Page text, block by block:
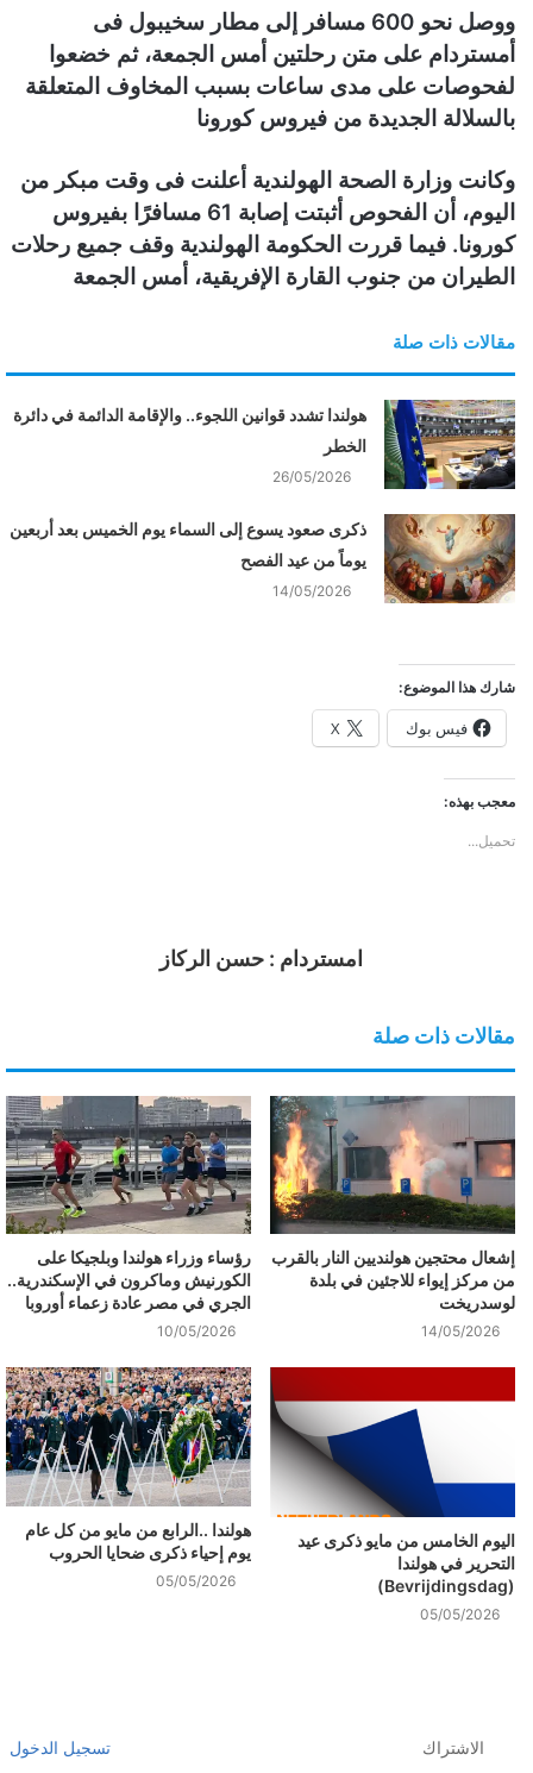
ووصل نحو 600 مسافر إلى مطار سخيبول فى
أمستردام على متن رحلتين أمس الجمعة، ثم خضعوا
لفحوصات على مدى ساعات بسبب المخاوف المتعلقة
بالسلالة الجديدة من فيروس كورونا
وكانت وزارة الصحة الهولندية أعلنت فى وقت مبكر من
اليوم، أن الفحوص أثبتت إصابة 61 مسافرًا بفيروس
كورونا. فيما قررت الحكومة الهولندية وقف جميع رحلات
الطيران من جنوب القارة الإفريقية، أمس الجمعة
مقالات ذات صلة
هولندا تشدد قوانين اللجوء.. والإقامة الدائمة في دائرة
الخطر
26/05/2026
ذكرى صعود يسوع إلى السماء يوم الخميس بعد أربعين
يوماً من عيد الفصح
14/05/2026
شارك هذا الموضوع:
فيس بوك X
معجب بهذه:
تحميل...
امستردام : حسن الركاز
مقالات ذات صلة
إشعال محتجين هولنديين النار بالقرب
من مركز إيواء للاجئين في بلدة
لوسدريخت
14/05/2026
رؤساء وزراء هولندا وبلجيكا على
الكورنيش وماكرون في الإسكندرية..
الجري في مصر عادة زعماء أوروبا
10/05/2026
اليوم الخامس من مايو ذكرى عيد
التحرير في هولندا
(Bevrijdingsdag)
05/05/2026
هولندا ..الرابع من مايو من كل عام
يوم إحياء ذكرى ضحايا الحروب
05/05/2026
الاشتراك تسجيل الدخول